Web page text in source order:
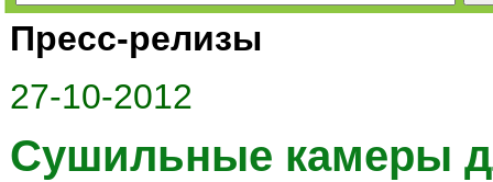
Пресс-релизы
27-10-2012
Сушильные камеры